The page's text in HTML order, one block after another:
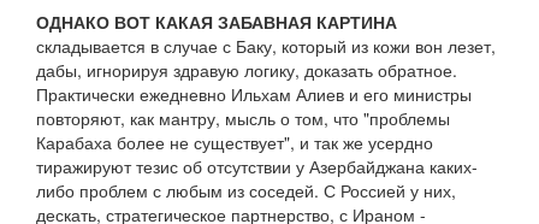
ОДНАКО ВОТ КАКАЯ ЗАБАВНАЯ КАРТИНА
складывается в случае с Баку, который из кожи вон лезет,
дабы, игнорируя здравую логику, доказать обратное.
Практически ежедневно Ильхам Алиев и его министры
повторяют, как мантру, мысль о том, что "проблемы
Карабаха более не существует", и так же усердно
тиражируют тезис об отсутствии у Азербайджана каких-
либо проблем с любым из соседей. С Россией у них,
дескать, стратегическое партнерство, с Ираном -